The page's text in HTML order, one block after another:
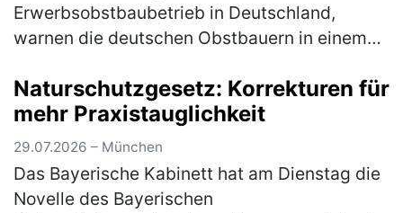
Erwerbsobstbaubetrieb in Deutschland,
warnen die deutschen Obstbauern in einem
Bauernverband (BBV) anschließt.
Mitunterzei…(mehr)
Naturschutzgesetz: Korrekturen für
mehr Praxistauglichkeit
29.07.2026 – München
Das Bayerische Kabinett hat am Dienstag die
Novelle des Bayerischen